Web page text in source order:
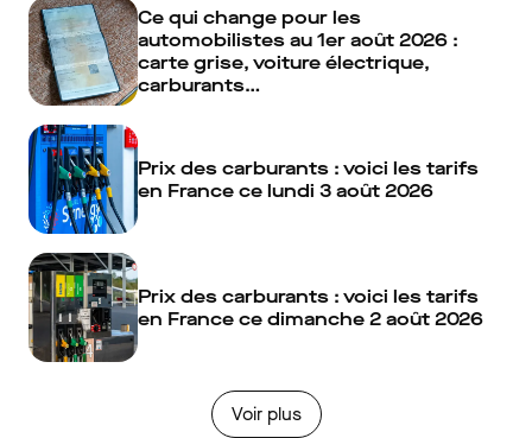
Ce qui change pour les
automobilistes au 1er août 2026 :
carte grise, voiture électrique,
carburants…
Prix des carburants : voici les tarifs
en France ce lundi 3 août 2026
Prix des carburants : voici les tarifs
en France ce dimanche 2 août 2026
Voir plus